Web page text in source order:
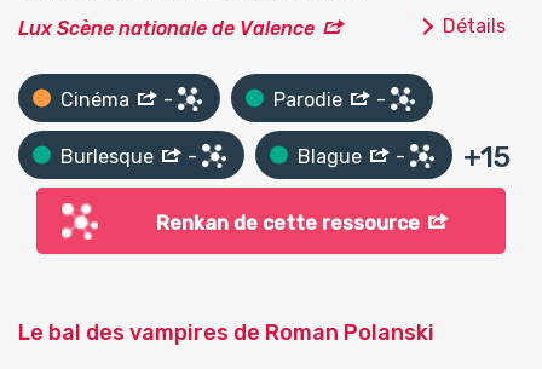
Lux Scène nationale de Valence
Détails
Cinéma - Parodie -
Burlesque - Blague - +15
Renkan de cette ressource
Le bal des vampires de Roman Polanski